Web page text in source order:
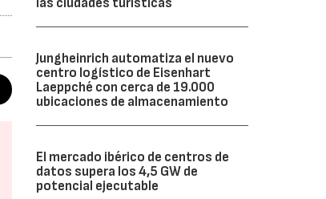
Jungheinrich automatiza el nuevo
centro logístico de Eisenhart
Laeppché con cerca de 19.000
ubicaciones de almacenamiento
El mercado ibérico de centros de
datos supera los 4,5 GW de
potencial ejecutable